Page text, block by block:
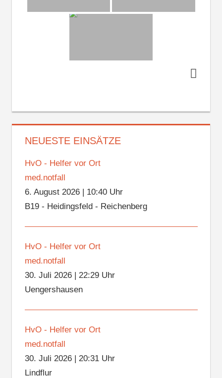
NEUESTE EINSÄTZE
HvO - Helfer vor Ort
med.notfall
6. August 2026| 10:40 Uhr
B19 - Heidingsfeld - Reichenberg
HvO - Helfer vor Ort
med.notfall
30. Juli 2026| 22:29 Uhr
Uengershausen
HvO - Helfer vor Ort
med.notfall
30. Juli 2026| 20:31 Uhr
Lindflur